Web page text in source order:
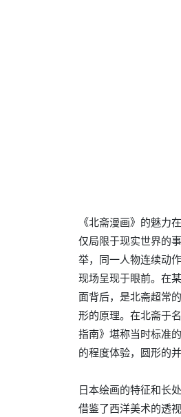
《北斋漫画》的魅力
仅局限于现实世界的
举，同一人物连续动
现场呈现于眼前。在
面背后，是北斋超常
形的原理。在北斋于
指南》堪称当时标准
的程度体验，圆形的
日本绘画的特征和长
借鉴了西洋美术的透